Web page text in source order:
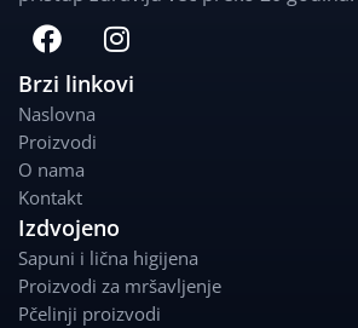
F
a
c
e
b
o
o
k
I
n
s
a
m
Brzi linkovi
Naslovna
Proizvodi
O nama
Kontakt
Izdvojeno
Sapuni i lična higijena
Proizvodi za mršavljenje
Pčelinji proizvodi